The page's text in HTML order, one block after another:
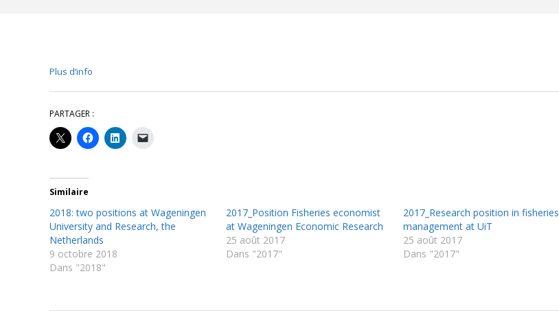
Plus d’info
PARTAGER :
Similaire
2018: two positions at Wageningen
University and Research, the
Netherlands
9 octobre 2018
Dans "2018"
2017_Position Fisheries economist
at Wageningen Economic Research
25 août 2017
Dans "2017"
2017_Research position in fisheries
management at UiT
25 août 2017
Dans "2017"